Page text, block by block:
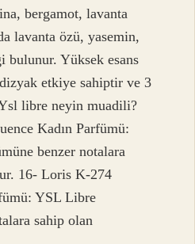
bergamot, lavanta
lavanta özü, yasemin,
bulunur. Yüksek esans
etkiye sahiptir ve 3
Ysl libre neyin muadili?
Kadın Parfümü:
benzer notalara
16- Loris K-274
YSL Libre
sahip olan